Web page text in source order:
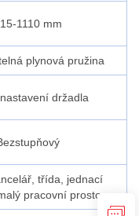
1110 mm
plynová pružina
držadla
třída, jednací
pracovní prostor.